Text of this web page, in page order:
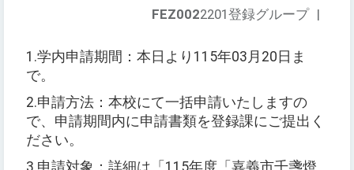
FEZ0022201登録グループ |
1.学内申請期間：本日より 115年03 月 20 日ま
で。
2.申請方法：本校にて一括申請いたしますの
で、申請期間内に申請書類を登録課にご提出く
ださい。